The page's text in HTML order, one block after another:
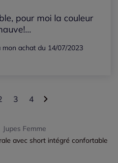
pour moi la couleur
achat du 14/07/2023
3 4
Jupes Femme
avec short intégré confortable